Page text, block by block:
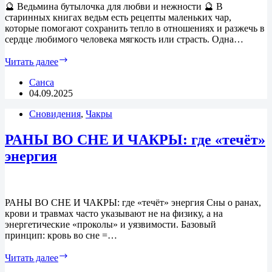
🔮 Ведьмина бутылочка для любви и нежности 🔮 В
старинных книгах ведьм есть рецепты маленьких чар,
которые помогают сохранить тепло в отношениях и разжечь в
сердце любимого человека мягкость или страсть. Одна…
Читать далее
любви
нежности
Санса
04.09.2025
Сновидения, Чакры
РАНЫ ВО СНЕ И ЧАКРЫ: где «течёт»
энергия
РАНЫ ВО СНЕ И ЧАКРЫ: где «течёт» энергия Сны о ранах,
крови и травмах часто указывают не на физику, а на
энергетические «проколы» и уязвимости. Базовый
принцип: кровь во сне =…
Читать далее